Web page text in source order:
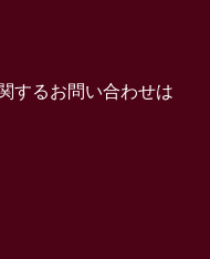
するお問い合わせは